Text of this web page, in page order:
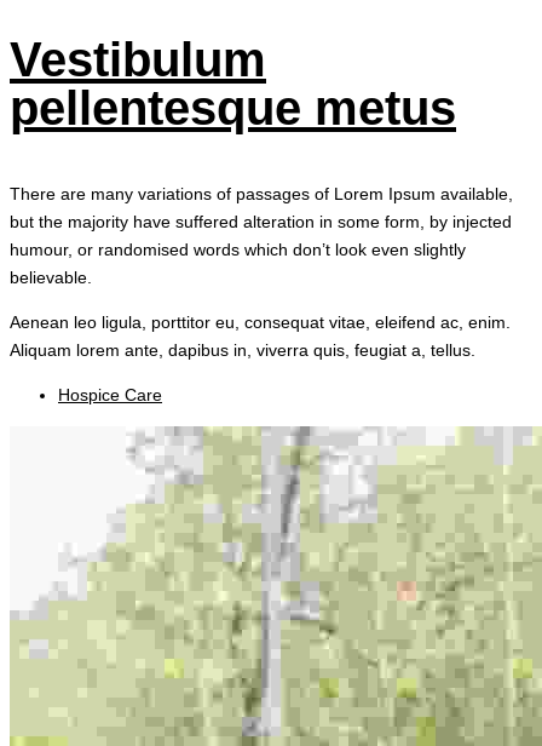
Vestibulum
pellentesque metus
There are many variations of passages of Lorem Ipsum available,
but the majority have suffered alteration in some form, by injected
humour, or randomised words which don’t look even slightly
believable.
Aenean leo ligula, porttitor eu, consequat vitae, eleifend ac, enim.
Aliquam lorem ante, dapibus in, viverra quis, feugiat a, tellus.
Hospice Care